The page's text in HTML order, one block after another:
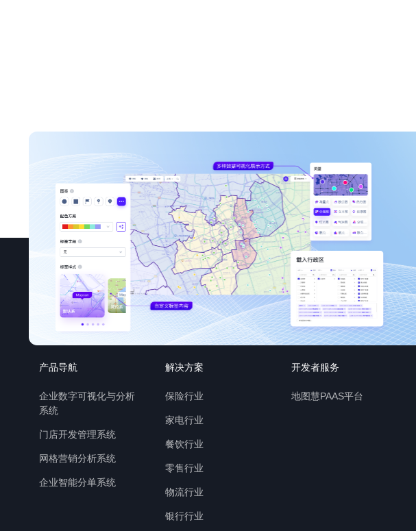
产品导航
企业数字可视化与分析
系统
门店开发管理系统
网格营销分析系统
企业智能分单系统
解决方案
保险行业
家电行业
餐饮行业
零售行业
物流行业
银行行业
开发者服务
地图慧PAAS平台